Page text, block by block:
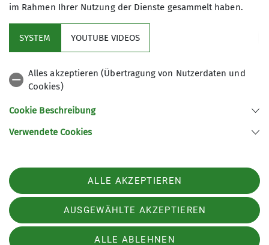
76891 Bruchweiler-Bärenbach
Aktuelles
Sektion Ludwigshafen am Rhein des Deutschen Alpenvereins e.V.
Bleichstr. 19
67061 Ludwigshafen
Telefon +49621513954
im Rahmen Ihrer Nutzung der Dienste gesammelt haben.
SYSTEM YOUTUBE VIDEOS
Alles akzeptieren (Übertragung von Nutzerdaten und
Cookies)
Cookie Beschreibung
Verwendete Cookies
ALLE AKZEPTIEREN
AUSGEWÄHLTE AKZEPTIEREN
ALLE ABLEHNEN